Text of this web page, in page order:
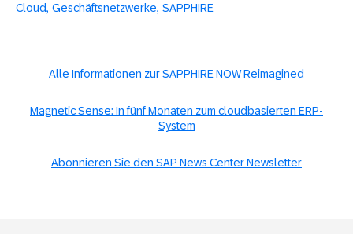
Cloud Geschäftsnetzwerke SAPPHIRE
Alle Informationen zur SAPPHIRE NOW Reimagined
Magnetic Sense: In fünf Monaten zum cloudbasierten ERP-
System
Abonnieren Sie den SAP News Center Newsletter